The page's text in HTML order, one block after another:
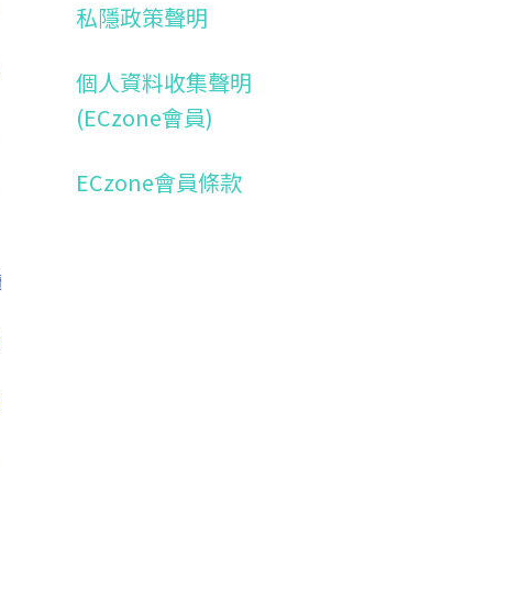
私隱政策聲明
個人資料收集聲明
(ECzone會員)
ECzone會員條款